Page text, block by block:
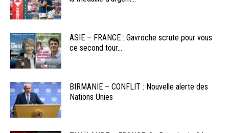
ASIE – FRANCE : Gavroche scrute pour vous
ce second tour...
BIRMANIE – CONFLIT : Nouvelle alerte des
Nations Unies